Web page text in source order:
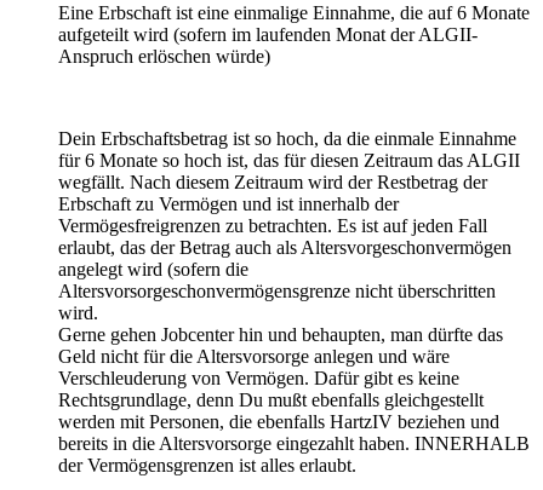
Eine Erbschaft ist eine einmalige Einnahme, die auf 6 Monate
aufgeteilt wird (sofern im laufenden Monat der ALGII-
Anspruch erlöschen würde)
Dein Erbschaftsbetrag ist so hoch, da die einmale Einnahme
für 6 Monate so hoch ist, das für diesen Zeitraum das ALGII
wegfällt. Nach diesem Zeitraum wird der Restbetrag der
Erbschaft zu Vermögen und ist innerhalb der
Vermögesfreigrenzen zu betrachten. Es ist auf jeden Fall
erlaubt, das der Betrag auch als Altersvorgeschonvermögen
angelegt wird (sofern die
Altersvorsorgeschonvermögensgrenze nicht überschritten
wird.
Gerne gehen Jobcenter hin und behaupten, man dürfte das
Geld nicht für die Altersvorsorge anlegen und wäre
Verschleuderung von Vermögen. Dafür gibt es keine
Rechtsgrundlage, denn Du mußt ebenfalls gleichgestellt
werden mit Personen, die ebenfalls HartzIV beziehen und
bereits in die Altersvorsorge eingezahlt haben. INNERHALB
der Vermögensgrenzen ist alles erlaubt.